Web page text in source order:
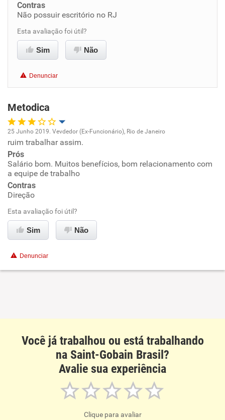
Conciliação com a vida familiar
Benefícios
Contras
Não possuir escritório no RJ
Esta avaliação foi útil?
Sim Não
Denunciar
Metodica
Oportunidade de promoção
Ambiente de trabalho
Conciliação com a vida familiar
Benefícios
Não recomenda a diretoria
25 Junho 2019. Vevdedor (Ex-Funcionário), Rio de Janeiro
ruim trabalhar assim.
Prós
Salário bom. Muitos benefícios, bom relacionamento com
a equipe de trabalho
Contras
Direção
Esta avaliação foi útil?
Sim Não
Denunciar
Você já trabalhou ou está trabalhando
na Saint-Gobain Brasil?
Avalie sua experiência
Clique para avaliar